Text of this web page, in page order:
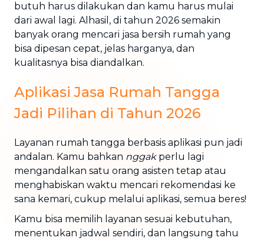
butuh harus dilakukan dan kamu harus mulai
dari awal lagi. Alhasil, di tahun 2026 semakin
banyak orang mencari jasa bersih rumah yang
bisa dipesan cepat, jelas harganya, dan
kualitasnya bisa diandalkan.
Aplikasi Jasa Rumah Tangga
Jadi Pilihan di Tahun 2026
Layanan rumah tangga berbasis aplikasi pun jadi
andalan. Kamu bahkan nggakperlu lagi
mengandalkan satu orang asisten tetap atau
menghabiskan waktu mencari rekomendasi ke
sana kemari, cukup melalui aplikasi, semua beres!
Kamu bisa memilih layanan sesuai kebutuhan,
menentukan jadwal sendiri, dan langsung tahu